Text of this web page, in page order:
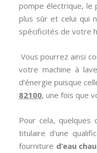
pompe électrique, le
plus sûr et celui qui
spécificités de votre
Vous pourrez ainsi
votre machine à
d’énergie puisque
82100, une fois que
Pour cela, quelques
titulaire d’une
fourniture d’eau